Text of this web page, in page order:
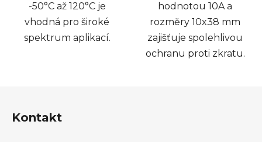
-50°C až 120°C je
vhodná pro široké
spektrum aplikací.
hodnotou 10A a
rozměry 10x38 mm
zajišťuje spolehlivou
ochranu proti zkratu.
Kontakt